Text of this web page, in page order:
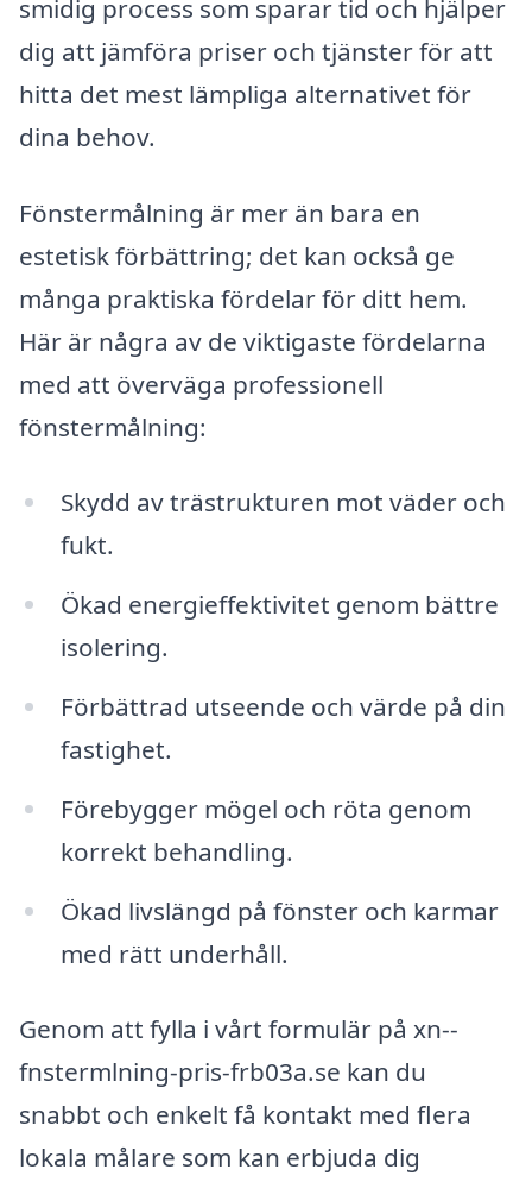
smidig process som sparar tid och hjälper
dig att jämföra priser och tjänster för att
hitta det mest lämpliga alternativet för
dina behov.
Fönstermålning är mer än bara en
estetisk förbättring; det kan också ge
många praktiska fördelar för ditt hem.
Här är några av de viktigaste fördelarna
med att överväga professionell
fönstermålning:
Skydd av trästrukturen mot väder och
fukt.
Ökad energieffektivitet genom bättre
isolering.
Förbättrad utseende och värde på din
fastighet.
Förebygger mögel och röta genom
korrekt behandling.
Ökad livslängd på fönster och karmar
med rätt underhåll.
Genom att fylla i vårt formulär på xn--
fnstermlning-pris-frb03a.se kan du
snabbt och enkelt få kontakt med flera
lokala målare som kan erbjuda dig